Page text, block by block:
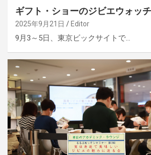
ギフト・ショーのジビエウォッチ
2025年9月21日 Editor
9月3～5日、東京ビックサイトで…